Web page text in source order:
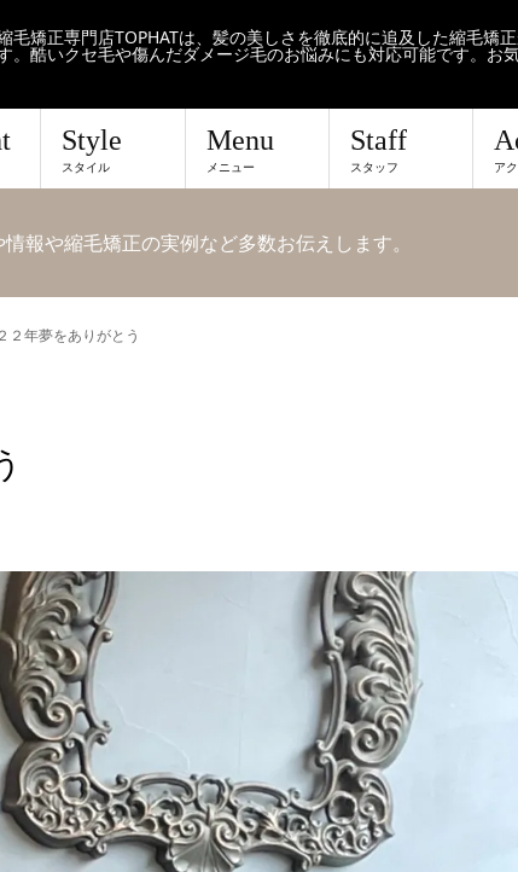
毛矯正専門店TOPHATは、髪の美しさを徹底的に追及した縮毛矯
。酷いクセ毛や傷んだダメージ毛のお悩みにも対応可能です。お
Style
スタイル
Menu
メニュー
Staff
スタッフ ア
報や縮毛矯正の実例など多数お伝えします。
２年夢をありがとう